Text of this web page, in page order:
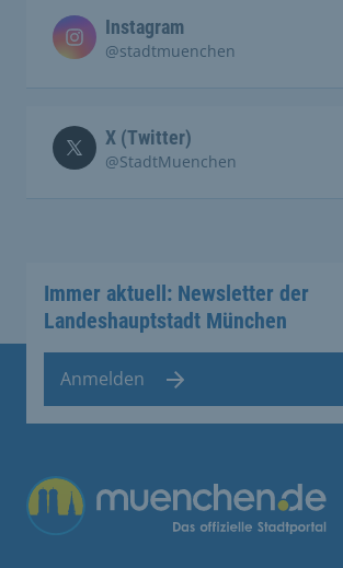
Instagram
@stadtmuenchen
X (Twitter)
@StadtMuenchen
Immer aktuell: Newsletter der
Landeshauptstadt München
Anmelden
Übergreifende Links